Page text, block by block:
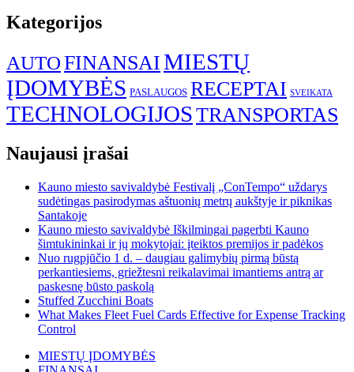
Kategorijos
AUTOFINANSAIMIESTŲ
ĮDOMYBĖS PASLAUGOS RECEPTAI SVEIKATA
TECHNOLOGIJOSTRANSPORTAS
Naujausi įrašai
Kauno miesto savivaldybė Festivalį „ConTempo“ uždarys
sudėtingas pasirodymas aštuonių metrų aukštyje ir piknikas
Santakoje
Kauno miesto savivaldybė Iškilmingai pagerbti Kauno
šimtukininkai ir jų mokytojai: įteiktos premijos ir padėkos
Nuo rugpjūčio 1 d. – daugiau galimybių pirmą būstą
perkantiesiems, griežtesni reikalavimai imantiems antrą ar
paskesnę būsto paskolą
Stuffed Zucchini Boats
What Makes Fleet Fuel Cards Effective for Expense Tracking
Control
MIESTŲ ĮDOMYBĖS